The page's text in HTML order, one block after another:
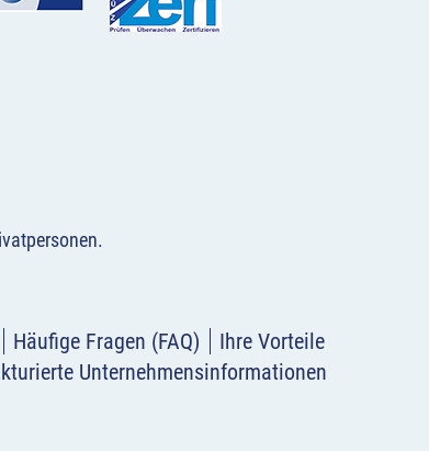
.
Häufige Fragen (FAQ)
Ihre Vorteile
Unternehmensinformationen